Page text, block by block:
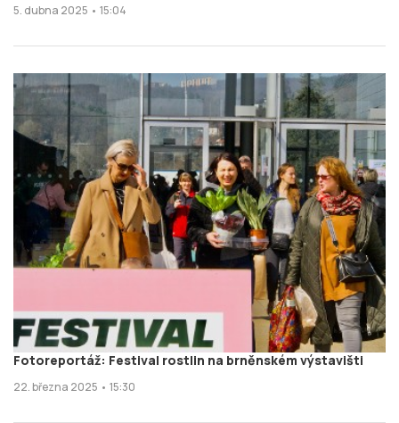
5. dubna 2025 • 15:04
Fotoreportáž: Festival rostlin na brněnském výstavišti
22. března 2025 • 15:30